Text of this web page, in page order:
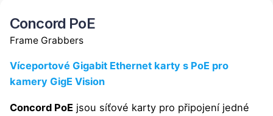
Concord PoE
Frame Grabbers
Víceportové Gigabit Ethernet karty s PoE pro
kamery GigE Vision
Concord PoE jsou síťové karty pro připojení jedné